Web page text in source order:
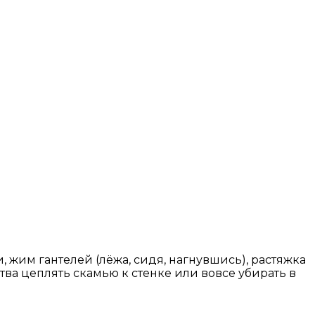
гантелей (лёжа, сидя, нагнувшись), растяжка
цеплять скамью к стенке или вовсе убирать в